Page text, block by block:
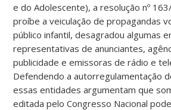
e do Adolescente), a resolução nº
proíbe a veiculação de propagandas
público infantil, desagradou algumas
representativas de anunciantes,
publicidade e emissoras de rádio e
Defendendo a autorregulamentação
essas entidades argumentam que
editada pelo Congresso Nacional